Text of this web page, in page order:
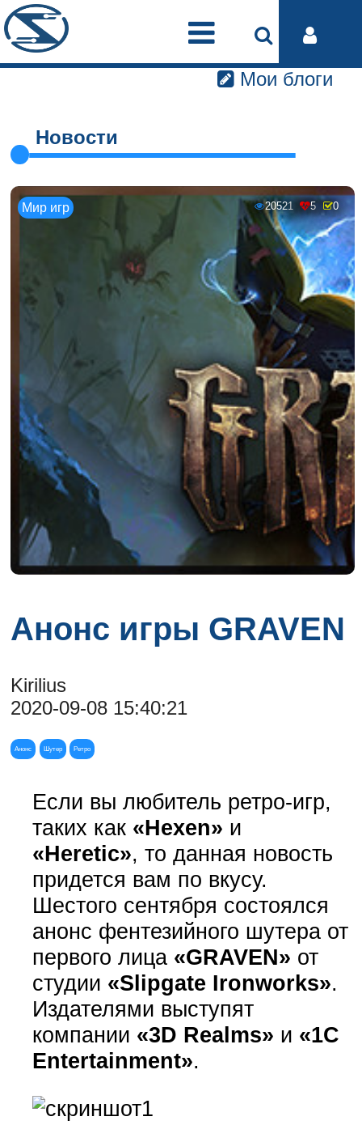
Мои блоги
Новости
Мир игр 20521 5 0
Анонс игры GRAVEN
Kirilius
2020-09-08 15:40:21
Анонс Шутер Ретро
Если вы любитель ретро-игр,
таких как «Hexen» и
«Heretic», то данная новость
придется вам по вкусу.
Шестого сентября состоялся
анонс фентезийного шутера от
первого лица «GRAVEN» от
студии «Slipgate Ironworks».
Издателями выступят
компании «3D Realms» и «1C
Entertainment».